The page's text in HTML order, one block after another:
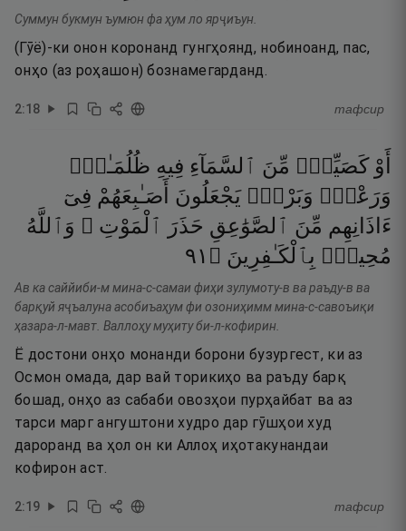
Суммун букмун ъумюн фа ҳум ло ярҷиъун.
(Гӯё)-ки онон коронанд гунгҳоянд, нобиноанд, пас,
онҳо (аз роҳашон) бознамегарданд.
2:18 тафсир
أَوْ كَصَيِّبٍۢ مِّنَ ٱلسَّمَآءِ فِيهِ ظُلُمَـٰتٌۭ
وَرَعْدٌۭ وَبَرْقٌۭ يَجْعَلُونَ أَصَـٰبِعَهُمْ فِىٓ
ءَاذَانِهِم مِّنَ ٱلصَّوَٰعِقِ حَذَرَ ٱلْمَوْتِ ۚ وَٱللَّهُ
مُحِيطٌۢ بِٱلْكَـٰفِرِينَ ۝ ١٩
Ав ка саййиби-м мина-с-самаи фиҳи зулумоту-в ва раъду-в ва
барқуй яҷъалуна асобиъаҳум фи озониҳимм мина-с-савоъиқи
ҳазара-л-мавт. Валлоҳу муҳиту би-л-кофирин.
Ё достони онҳо монанди борони бузургест, ки аз
Осмон омада, дар вай торикиҳо ва раъду барқ
бошад, онҳо аз сабаби овозҳои пурҳайбат ва аз
тарси марг ангуштони худро дар гӯшҳои худ
дароранд ва ҳол он ки Аллоҳ иҳотакунандаи
кофирон аст.
2:19 тафсир